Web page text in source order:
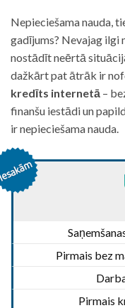
Nepieciešama nauda,
gadījums? Nevajag ilgi
nostādīt neērtā
dažkārt pat ātrāk ir
kredīts internetā –
finanšu iestādi un
ir nepieciešama nauda.
Pirmais bez
Pirmais